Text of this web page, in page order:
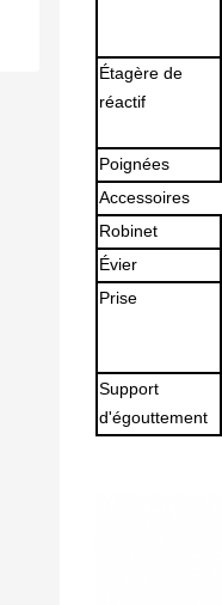
Étagère de
réactif
Poignées
Accessoires
Robinet
Évier
Prise
Support
d'égouttement